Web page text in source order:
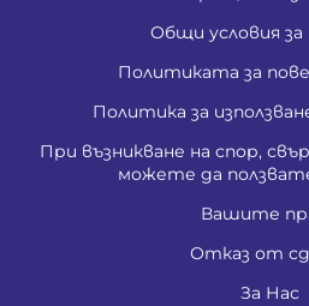
Общи условия за
Политиката за
Политика за
При възникване на спор,
можете да
Вашите
Отказ от
За Нас